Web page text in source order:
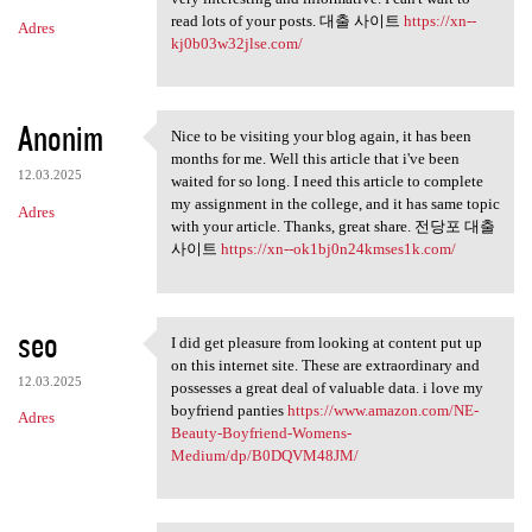
Adres
read lots of your posts. 대출 사이트 https://xn--
kj0b03w32jlse.com/
Anonim
12.03.2025
Adres
Nice to be visiting your blog
Nice to be visiting your blog again, it has been
months for me. Well this article that i've been
waited for so long. I need this article to complete
my assignment in the college, and it has same topic
with your article. Thanks, great share. 전당포 대출
사이트 https://xn--ok1bj0n24kmses1k.com/
seo
12.03.2025
Adres
I did get pleasure from
I did get pleasure from looking at content put up
on this internet site. These are extraordinary and
possesses a great deal of valuable data. i love my
boyfriend panties https://www.amazon.com/NE-
Beauty-Boyfriend-Womens-
Medium/dp/B0DQVM48JM/